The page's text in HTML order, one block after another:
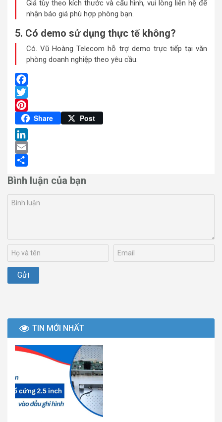
Giá tùy theo kích thước và cấu hình, vui lòng liên hệ để
nhận báo giá phù hợp phòng bạn.
5. Có demo sử dụng thực tế không?
Có. Vũ Hoàng Telecom hỗ trợ demo trực tiếp tại văn
phòng doanh nghiệp theo yêu cầu.
Facebook
Twitter
Pinterest
Share Post
LinkedIn
Email
Bình luận của bạn
TIN MỚI NHẤT